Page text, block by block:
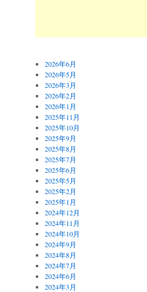
2026年6月
2026年5月
2026年3月
2026年2月
2026年1月
2025年11月
2025年10月
2025年9月
2025年8月
2025年7月
2025年6月
2025年5月
2025年2月
2025年1月
2024年12月
2024年11月
2024年10月
2024年9月
2024年8月
2024年7月
2024年6月
2024年3月